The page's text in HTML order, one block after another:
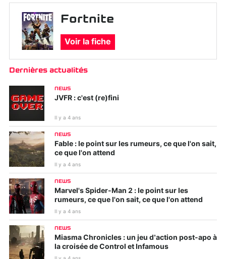
Fortnite
Voir la fiche
Dernières actualités
NEWS
JVFR : c'est (re)fini
Il y a 4 ans
NEWS
Fable : le point sur les rumeurs, ce que l'on sait,
ce que l'on attend
Il y a 4 ans
NEWS
Marvel's Spider-Man 2 : le point sur les
rumeurs, ce que l'on sait, ce que l'on attend
Il y a 4 ans
NEWS
Miasma Chronicles : un jeu d’action post-apo à
la croisée de Control et Infamous